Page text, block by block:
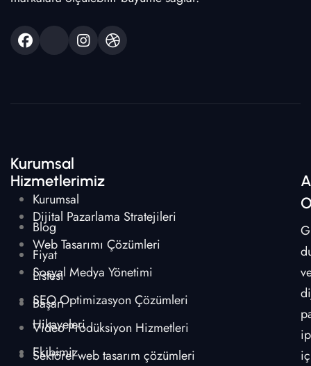
Kurumsal
Kurumsal
Blog
Fiyat
Listesi
Başarı
Hikayeleri
Ekibimiz
Hizmetlerimiz
Dijital Pazarlama Stratejileri
Web Tasarımı Çözümleri
Sosyal Medya Yönetimi
SEO Optimizasyon Çözümleri
Video Prodüksiyon Hizmetleri
Sektörel web tasarım çözümleri